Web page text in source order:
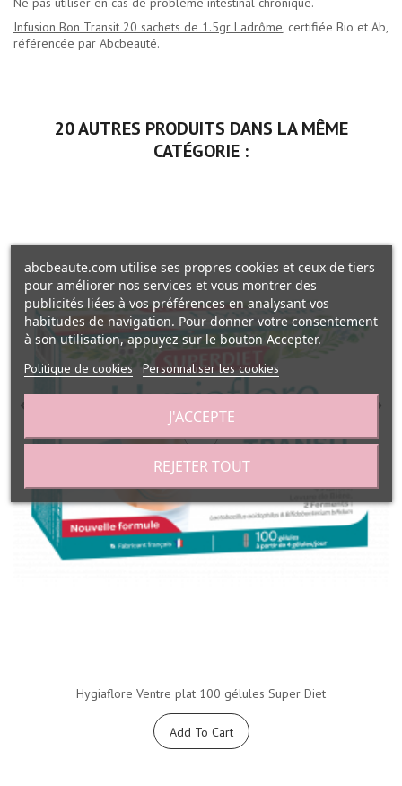
Infusion Bon Transit 20 sachets de 1.5gr Ladrôme, certifiée Bio et Ab,
référencée par Abcbeauté.
20 AUTRES PRODUITS DANS LA MÊME
CATÉGORIE :
Hygiaflore Ventre plat 100 gélules Super Diet
Add To Cart
abcbeaute.com utilise ses propres cookies et ceux de tiers
pour améliorer nos services et vous montrer des
publicités liées à vos préférences en analysant vos
habitudes de navigation. Pour donner votre consentement
à son utilisation, appuyez sur le bouton Accepter.
Politique de cookies Personnaliser les cookies
REJETER TOUT
J'ACCEPTE